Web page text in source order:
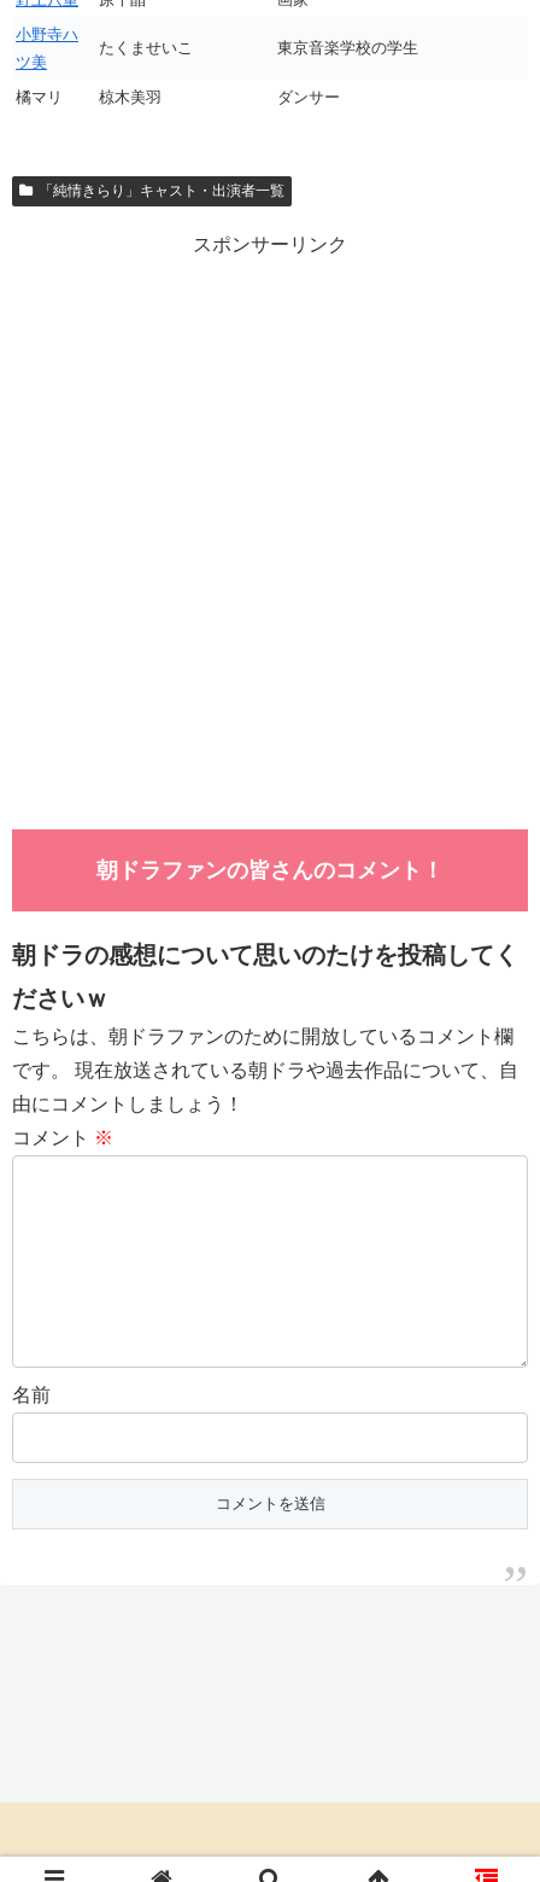
小野寺ハ
ツ美
たくませいこ 東京音楽学校の学生
橘マリ 椋木美羽 ダンサー
「純情きらり」キャスト・出演者一覧
スポンサーリンク
朝ドラファンの皆さんのコメント！
朝ドラの感想について思いのたけを投稿してく
ださいｗ
こちらは、朝ドラファンのために開放しているコメント欄
です。 現在放送されている朝ドラや過去作品について、自
由にコメントしましょう！
コメント ※
名前
© 2020 朝ドラあらすじネタバレ倶楽部.